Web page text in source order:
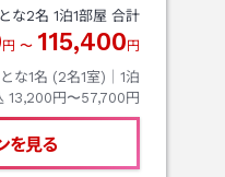
な2名 1泊1部屋 合計
円 〜 115,400 円
な1名 (2名1室)｜ 1泊
13,200円〜57,700円
を見る